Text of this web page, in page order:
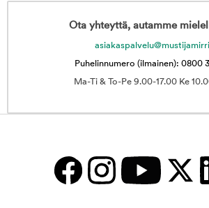
Ota yhteyttä, autamme
Puhelinnumero (ilmainen): 0800
Ma-Ti & To-Pe 9.00-17.00 Ke